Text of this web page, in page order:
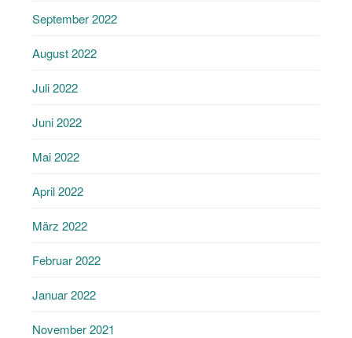
September 2022
August 2022
Juli 2022
Juni 2022
Mai 2022
April 2022
März 2022
Februar 2022
Januar 2022
November 2021